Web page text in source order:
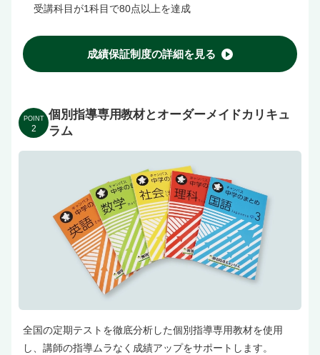
受講科目が1科目で80点以上を達成
成績保証制度の詳細を見る
POINT
2
個別指導専用教材とオーダーメイドカリキュ
ラム
全国の定期テストを徹底分析した個別指導専用教材を使用
し、講師の指導ムラなく成績アップをサポートします。